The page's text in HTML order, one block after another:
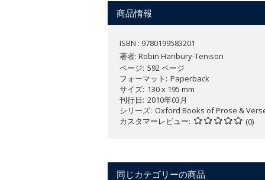
Divided into geographical sections,
Magellan and James Cook, and to
considerations, the vivid writings of
商品情報
ISBN : 9780199583201
著者: Robin Hanbury-Tenison
ページ 592 ページ
フォーマット
Paperback
サイズ 130 x 195 mm
刊行日 2010年03月
シリーズ Oxford Books of Prose &
カスタマーレビュー
(0)
同じカテゴリーの商品